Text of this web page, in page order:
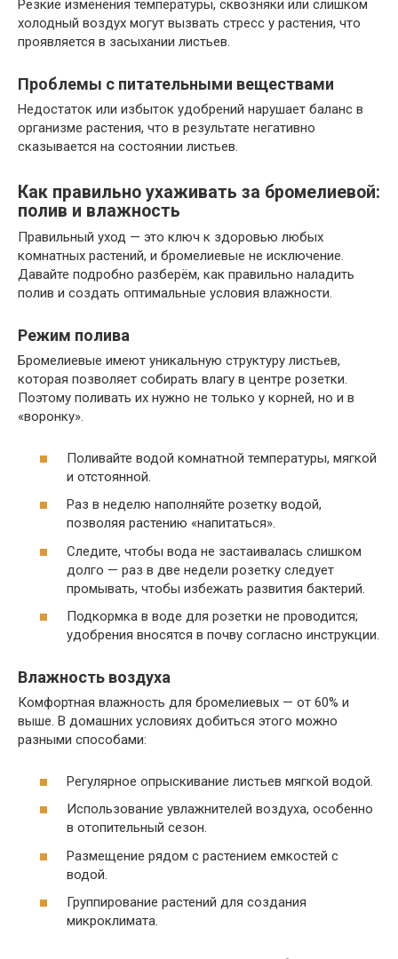
Резкие изменения температуры, сквозняки или слишком
холодный воздух могут вызвать стресс у растения, что
проявляется в засыхании листьев.
Проблемы с питательными веществами
Недостаток или избыток удобрений нарушает баланс в
организме растения, что в результате негативно
сказывается на состоянии листьев.
Как правильно ухаживать за бромелиевой:
полив и влажность
Правильный уход — это ключ к здоровью любых
комнатных растений, и бромелиевые не исключение.
Давайте подробно разберём, как правильно наладить
полив и создать оптимальные условия влажности.
Режим полива
Бромелиевые имеют уникальную структуру листьев,
которая позволяет собирать влагу в центре розетки.
Поэтому поливать их нужно не только у корней, но и в
«воронку».
Поливайте водой комнатной температуры, мягкой
и отстоянной.
Раз в неделю наполняйте розетку водой,
позволяя растению «напитаться».
Следите, чтобы вода не застаивалась слишком
долго — раз в две недели розетку следует
промывать, чтобы избежать развития бактерий.
Подкормка в воде для розетки не проводится;
удобрения вносятся в почву согласно инструкции.
Влажность воздуха
Комфортная влажность для бромелиевых — от 60% и
выше. В домашних условиях добиться этого можно
разными способами:
Регулярное опрыскивание листьев мягкой водой.
Использование увлажнителей воздуха, особенно
в отопительный сезон.
Размещение рядом с растением емкостей с
водой.
Группирование растений для создания
микроклимата.